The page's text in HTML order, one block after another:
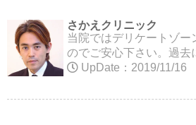
さかえクリニック
当院ではデリケートゾ
のでご安心下さい。過
UpDate：2019/11/16